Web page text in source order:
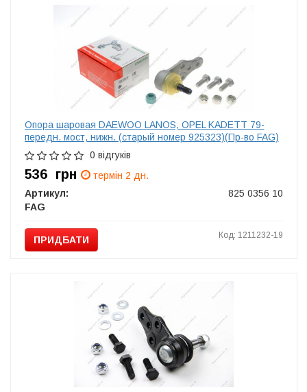
Опора шаровая DAEWOO LANOS, OPEL KADETT 79-
передн. мост, нижн. (старый номер 925323)(Пр-во FAG)
0 відгуків
536 грн
термін 2 дн.
Артикул:
825 0356 10
FAG
ПРИДБАТИ Код: 1211232-19